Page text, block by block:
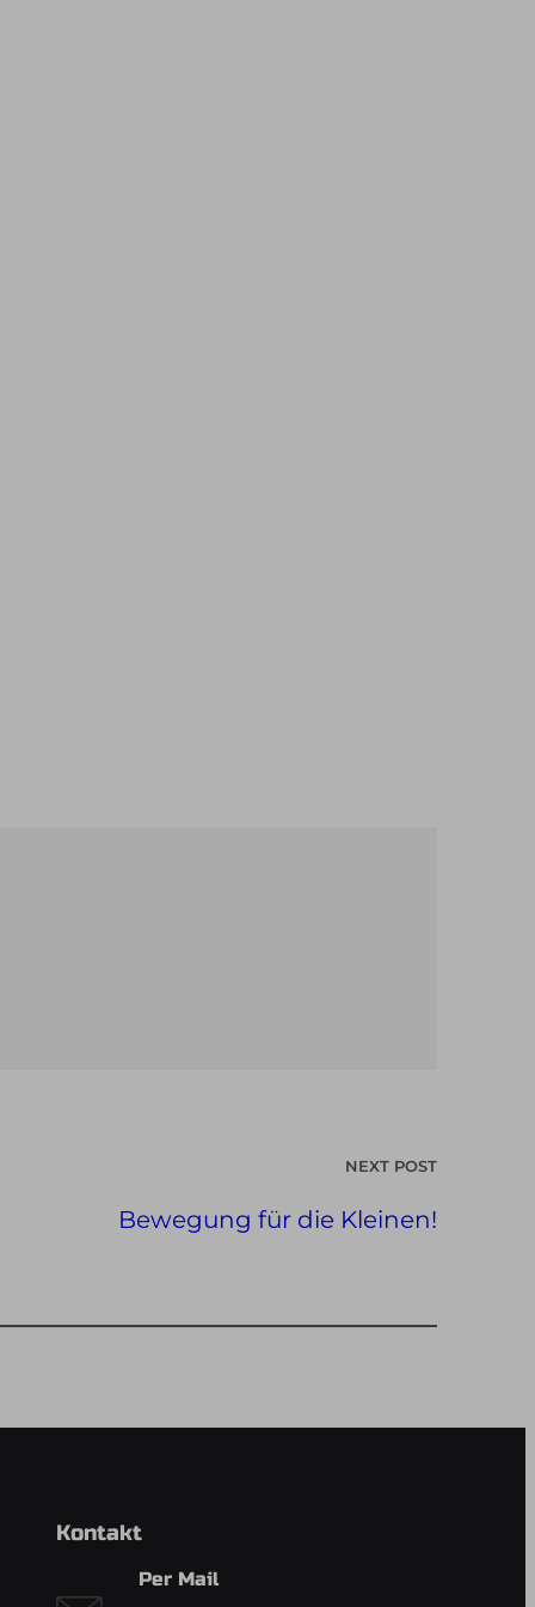
NEXT POST
Bewegung für die Kleinen!
Kontakt
Per Mail